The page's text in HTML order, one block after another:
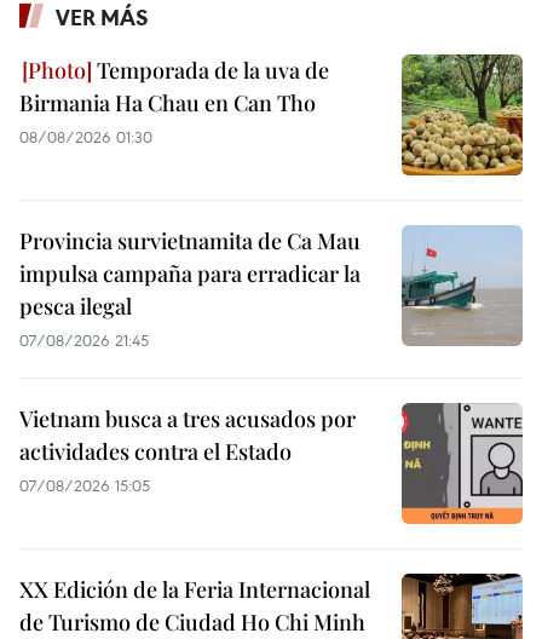
VER MÁS
Temporada de la uva de
Birmania Ha Chau en Can Tho
08/08/2026 01:30
Provincia survietnamita de Ca Mau
impulsa campaña para erradicar la
pesca ilegal
07/08/2026 21:45
Vietnam busca a tres acusados por
actividades contra el Estado
07/08/2026 15:05
XX Edición de la Feria Internacional
de Turismo de Ciudad Ho Chi Minh